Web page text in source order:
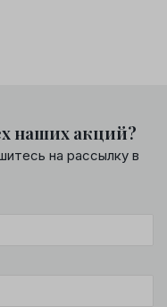
наших акций?
на рассылку в